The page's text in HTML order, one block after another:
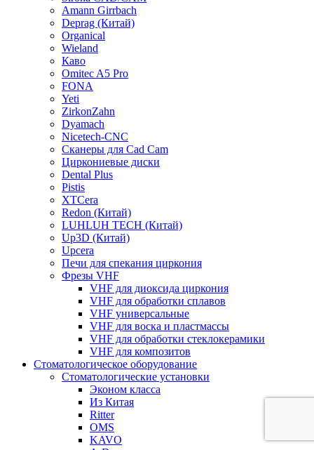
Amann Girrbach
Deprag (Китай)
Organical
Wieland
Каво
Omitec A5 Pro
FONA
Yeti
ZirkonZahn
Dyamach
Nicetech-CNC
Сканеры для Cad Cam
Циркониевые диски
Dental Plus
Pistis
XTCera
Redon (Китай)
LUHLUH TECH (Китай)
Up3D (Китай)
Upcera
Печи для спекания циркония
Фрезы VHF
VHF для диоксида циркония
VHF для обработки сплавов
VHF универсальные
VHF для воска и пластмассы
VHF для обработки стеклокерамики
VHF для композитов
Стоматологическое оборудование
Стоматологические установки
Эконом класса
Из Китая
Ritter
OMS
KAVO